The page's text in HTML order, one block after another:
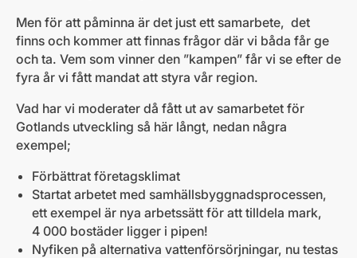
Men för att påminna är det just ett samarbete, det
finns och kommer att finnas frågor där vi båda får ge
och ta. Vem som vinner den ”kampen” får vi se efter de
fyra år vi fått mandat att styra vår region.
Vad har vi moderater då fått ut av samarbetet för
Gotlands utveckling så här långt, nedan några
exempel;
Förbättrat företagsklimat
Startat arbetet med samhällsbyggnadsprocessen,
ett exempel är nya arbetssätt för att tilldela mark,
4 000 bostäder ligger i pipen!
Nyfiken på alternativa vattenförsörjningar, nu testas